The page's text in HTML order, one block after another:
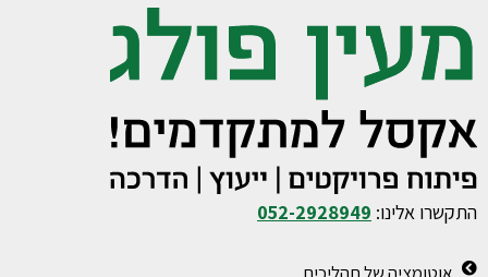
התקשרו אלינו: 052-2928949